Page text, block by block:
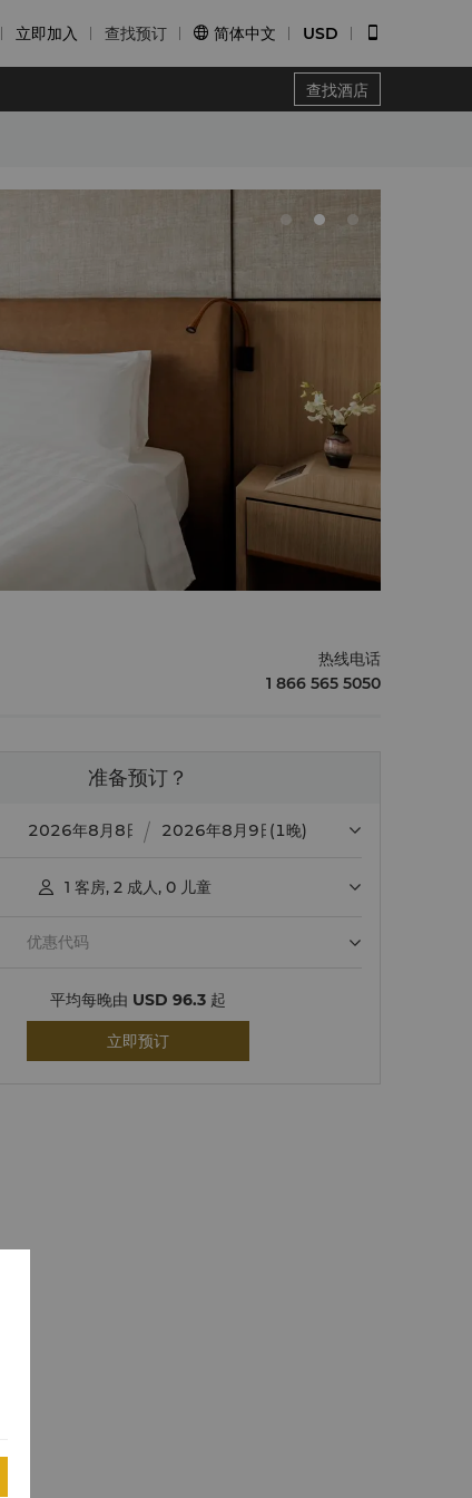
立即加入 查找预订  简体中文 USD
查找酒店
热线电话
1 866 565 5050
准备预订？
(1晚)
 1 客房, 2 成人 , 0 儿童
平均每晚由 USD 96.3 起
立即预订